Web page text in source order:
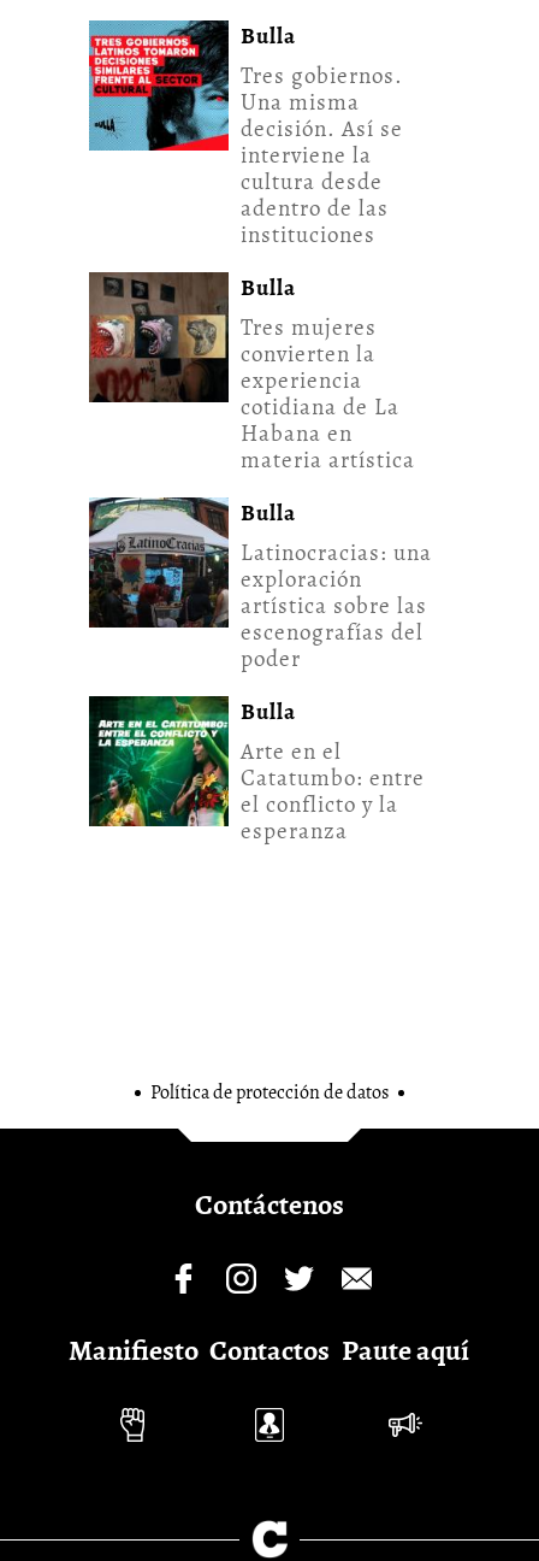
Bulla
Tres gobiernos.
Una misma
decisión. Así se
interviene la
cultura desde
adentro de las
instituciones
Bulla
Tres mujeres
convierten la
experiencia
cotidiana de La
Habana en
materia artística
Bulla
Latinocracias: una
exploración
artística sobre las
escenografías del
poder
Bulla
Arte en el
Catatumbo: entre
el conflicto y la
esperanza
Política de protección de datos
Contáctenos
Manifiesto Contactos Paute aquí